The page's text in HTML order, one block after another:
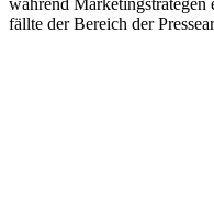
während Marketingstrategen
fällte der Bereich der